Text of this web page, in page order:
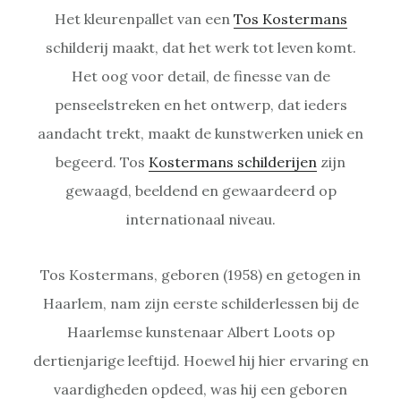
Het kleurenpallet van een Tos Kostermans
schilderij maakt, dat het werk tot leven komt.
Het oog voor detail, de finesse van de
penseelstreken en het ontwerp, dat ieders
aandacht trekt, maakt de kunstwerken uniek en
begeerd. Tos Kostermans schilderijen zijn
gewaagd, beeldend en gewaardeerd op
internationaal niveau.
Tos Kostermans, geboren (1958) en getogen in
Haarlem, nam zijn eerste schilderlessen bij de
Haarlemse kunstenaar Albert Loots op
dertienjarige leeftijd. Hoewel hij hier ervaring en
vaardigheden opdeed, was hij een geboren